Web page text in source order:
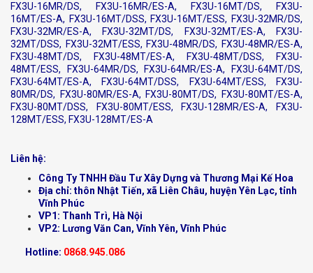
FX3U-16MR/DS, FX3U-16MR/ES-A, FX3U-16MT/DS, FX3U-
16MT/ES-A, FX3U-16MT/DSS, FX3U-16MT/ESS, FX3U-32MR/DS,
FX3U-32MR/ES-A, FX3U-32MT/DS, FX3U-32MT/ES-A, FX3U-
32MT/DSS, FX3U-32MT/ESS, FX3U-48MR/DS, FX3U-48MR/ES-A,
FX3U-48MT/DS, FX3U-48MT/ES-A, FX3U-48MT/DSS, FX3U-
48MT/ESS, FX3U-64MR/DS, FX3U-64MR/ES-A, FX3U-64MT/DS,
FX3U-64MT/ES-A, FX3U-64MT/DSS, FX3U-64MT/ESS, FX3U-
80MR/DS, FX3U-80MR/ES-A, FX3U-80MT/DS, FX3U-80MT/ES-A,
FX3U-80MT/DSS, FX3U-80MT/ESS, FX3U-128MR/ES-A, FX3U-
128MT/ESS, FX3U-128MT/ES-A
Liên hệ:
Công Ty TNHH Đầu Tư Xây Dựng và Thương Mại Kế Hoa
Địa chỉ: thôn Nhật Tiến, xã Liên Châu, huyện Yên Lạc, tỉnh
Vĩnh Phúc
VP1: Thanh Trì, Hà Nội
VP2: Lương Văn Can, Vĩnh Yên, Vĩnh Phúc
Hotline: 0868.945.086